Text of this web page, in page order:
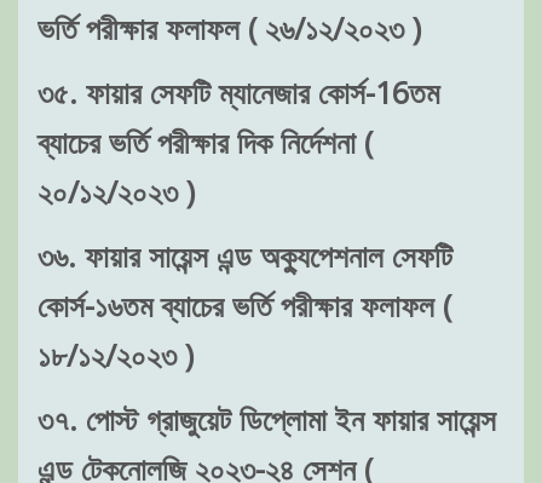
ভর্তি পরীক্ষার ফলাফল ( ২৬/১২/২০২৩ )
৩৫. ফায়ার সেফটি ম্যানেজার কোর্স-16তম
ব্যাচের ভর্তি পরীক্ষার দিক নির্দেশনা (
২০/১২/২০২৩ )
৩৬. ফায়ার সায়েন্স এন্ড অক্যুপেশনাল সেফটি
কোর্স-১৬তম ব্যাচের ভর্তি পরীক্ষার ফলাফল (
১৮/১২/২০২৩ )
৩৭. পোস্ট গ্রাজুয়েট ডিপ্লোমা ইন ফায়ার সায়েন্স
এন্ড টেকনোলজি ২০২৩-২৪ সেশন (